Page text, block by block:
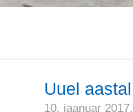
Uuel
10. jaanuar